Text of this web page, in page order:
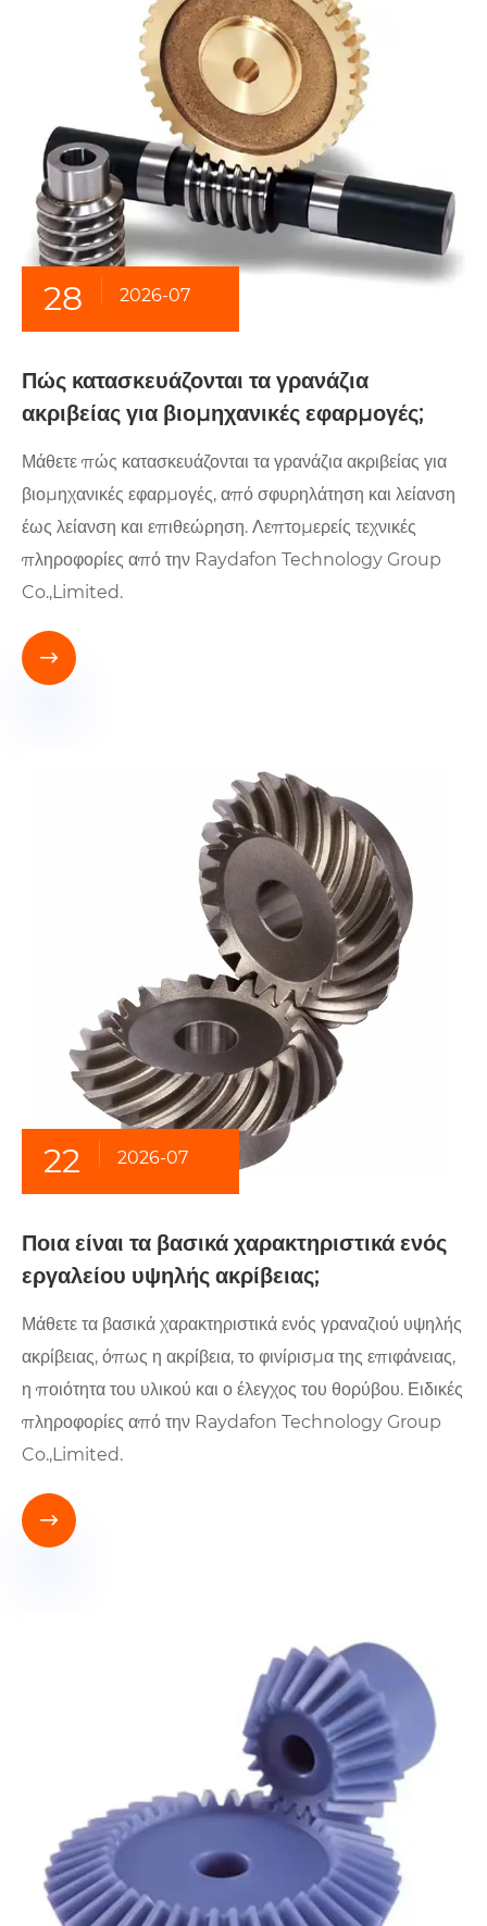
28 2026-07
Πώς κατασκευάζονται τα γρανάζια
ακριβείας για βιομηχανικές εφαρμογές;
Μάθετε πώς κατασκευάζονται τα γρανάζια ακριβείας για
βιομηχανικές εφαρμογές, από σφυρηλάτηση και λείανση
έως λείανση και επιθεώρηση. Λεπτομερείς τεχνικές
πληροφορίες από την Raydafon Technology Group
Co.,Limited.

22 2026-07
Ποια είναι τα βασικά χαρακτηριστικά ενός
εργαλείου υψηλής ακρίβειας;
Μάθετε τα βασικά χαρακτηριστικά ενός γραναζιού υψηλής
ακρίβειας, όπως η ακρίβεια, το φινίρισμα της επιφάνειας,
η ποιότητα του υλικού και ο έλεγχος του θορύβου. Ειδικές
πληροφορίες από την Raydafon Technology Group
Co.,Limited.
